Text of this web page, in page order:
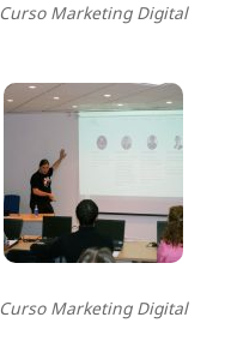
Curso Marketing Digital
Curso Marketing Digital